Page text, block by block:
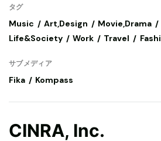
タグ
Music Art,Design Movie,Drama
Life&Society
Work Travel
サブメディア
Fika Kompass
CINRA, Inc.